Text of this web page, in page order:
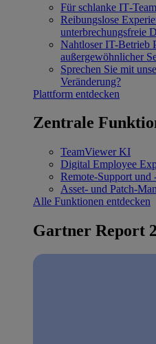
Für schlanke
Reibungslose
unterbrechungsfreie
Nahtloser IT-Betrieb
außergewöhnlicher
Sprechen Sie mit
Veränderung?
Plattform entdecken
Zentrale
TeamViewer KI
Digital Employee
Remote-Support und
Asset- und Patch-
Alle Funktionen entdecken
Gartner Report